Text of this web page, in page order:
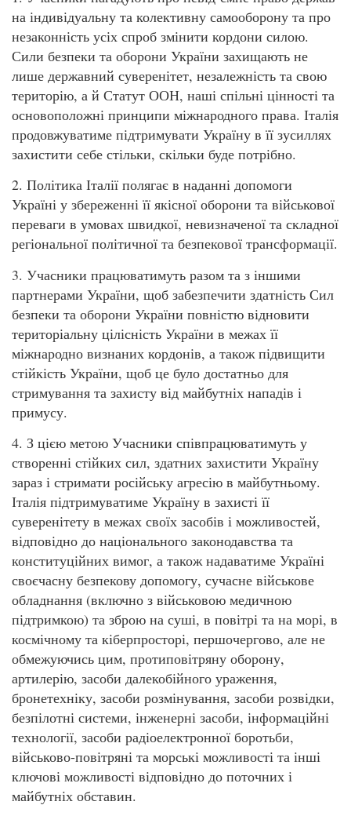
на індивідуальну та колективну самооборону та про
незаконність усіх спроб змінити кордони силою.
Сили безпеки та оборони України захищають не
лише державний суверенітет, незалежність та свою
територію, а й Статут ООН, наші спільні цінності та
основоположні принципи міжнародного права. Італія
продовжуватиме підтримувати Україну в її зусиллях
захистити себе стільки, скільки буде потрібно.
2. Політика Італії полягає в наданні допомоги
Україні у збереженні її якісної оборони та військової
переваги в умовах швидкої, невизначеної та складної
регіональної політичної та безпекової трансформації.
3. Учасники працюватимуть разом та з іншими
партнерами України, щоб забезпечити здатність Сил
безпеки та оборони України повністю відновити
територіальну цілісність України в межах її
міжнародно визнаних кордонів, а також підвищити
стійкість України, щоб це було достатньо для
стримування та захисту від майбутніх нападів і
примусу.
4. З цією метою Учасники співпрацюватимуть у
створенні стійких сил, здатних захистити Україну
зараз і стримати російську агресію в майбутньому.
Італія підтримуватиме Україну в захисті її
суверенітету в межах своїх засобів і можливостей,
відповідно до національного законодавства та
конституційних вимог, а також надаватиме Україні
своєчасну безпекову допомогу, сучасне військове
обладнання (включно з військовою медичною
підтримкою) та зброю на суші, в повітрі та на морі, в
космічному та кіберпросторі, першочергово, але не
обмежуючись цим, протиповітряну оборону,
артилерію, засоби далекобійного ураження,
бронетехніку, засоби розмінування, засоби розвідки,
безпілотні системи, інженерні засоби, інформаційні
технології, засоби радіоелектронної боротьби,
військово-повітряні та морські можливості та інші
ключові можливості відповідно до поточних і
майбутніх обставин.